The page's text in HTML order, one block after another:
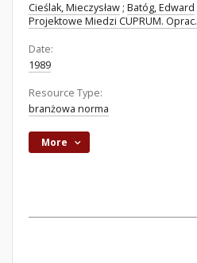
Cieślak, Mieczysław ; Batóg, Edward
Projektowe Miedzi CUPRUM. Oprac.
Date:
1989
Resource Type:
branżowa norma
More